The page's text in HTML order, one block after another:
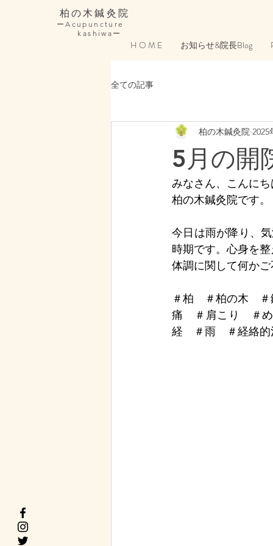
柏の木鍼灸院
ーAcupuncture
kashiwaー
H O M E お知らせ&院長Blog
全ての記事
5月の開
柏の木鍼灸院 2025
みなさん、こんに
柏の木鍼灸院です。
今日は雨が降り、
時期です。心身を
体調に関して何か
＃柏　＃柏の木　
痛　＃肩こり　＃
経　＃雨　＃経絡